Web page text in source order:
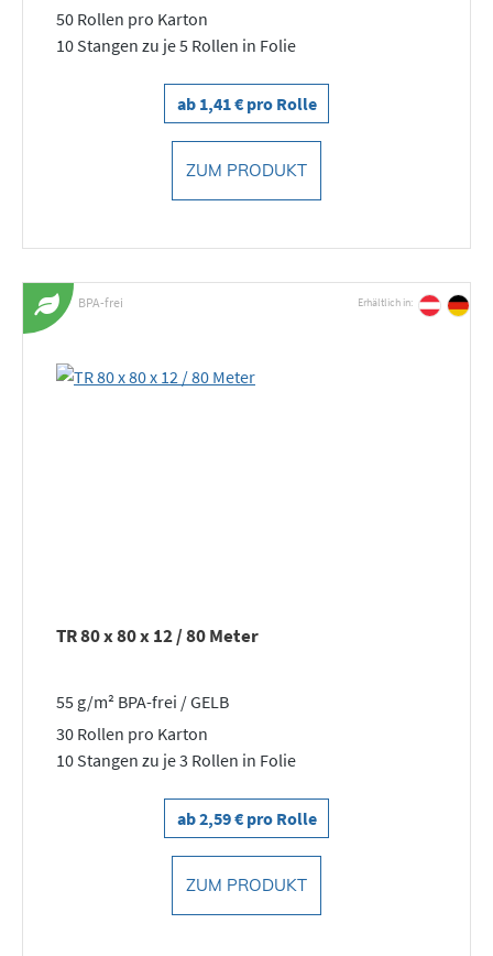
50 Rollen pro Karton
10 Stangen zu je 5 Rollen in Folie
ab 1,41 € pro Rolle
ZUM PRODUKT
BPA-frei Erhältlich in:
TR 80 x 80 x 12 / 80 Meter
55 g/m² BPA-frei / GELB
30 Rollen pro Karton
10 Stangen zu je 3 Rollen in Folie
ab 2,59 € pro Rolle
ZUM PRODUKT